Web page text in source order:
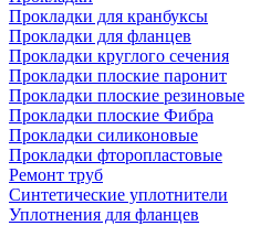
Прокладки для кранбуксы
Прокладки для фланцев
Прокладки круглого сечения
Прокладки плоские паронит
Прокладки плоские резиновые
Прокладки плоские Фибра
Прокладки силиконовые
Прокладки фторопластовые
Ремонт труб
Синтетические уплотнители
Уплотнения для фланцев